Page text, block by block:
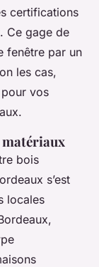
certifications
Ce gage de
fenêtre par un
les cas,
pour vos
matériaux
bois
s’est
locales